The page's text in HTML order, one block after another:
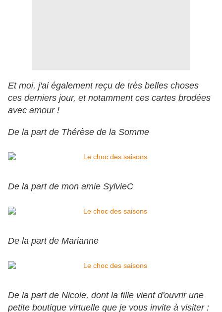
Et moi, j'ai également reçu de très belles choses
ces derniers jour, et notamment ces cartes brodées
avec amour !
De la part de Thérèse de la Somme
De la part de mon amie SylvieC
De la part de Marianne
De la part de Nicole, dont la fille vient d'ouvrir une
petite boutique virtuelle que je vous invite à visiter :